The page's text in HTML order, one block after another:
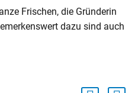
Frischen, die Gründerin
dazu sind auch